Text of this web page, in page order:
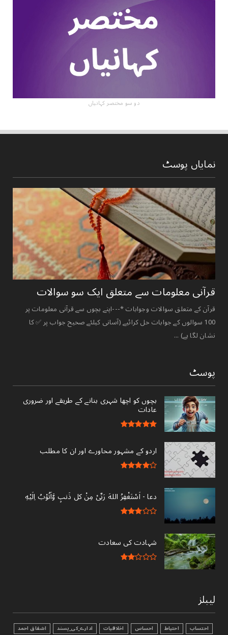
دو سو مختصر کہانیاں
نمایاں پوسٹ
قرآنی ‏معلومات ‏سے ‏متعلق ‏ایک ‏سو ‏سوالات ‏
قرآن کے متعلق سوالات وجوابات *---اپنے بچوں سے قرآنی معلومات پر
100 سوالوں کے جوابات حل کرائیے (آسانی کیلئے صحیح جواب پر ✅ کا
نشان لگا ہے) ...
پوسٹ
بچوں کو اچھا شہری بنانے کے طریقے اور ضروری
عادات
اردو کے مشہور محاورے اور ان کا مطلب
دعا - ‎اَسْتَغْفِرُ اللهَ رَبِّىْ مِنْ کل ذَنبٍ وَّاَتُوْبُ اِلَيْهِ
شہادت کی سعادت
لیبلز
احتساب احتیاط احساس اخلاقیات ادارے_کی_پسند اشفاق احمد